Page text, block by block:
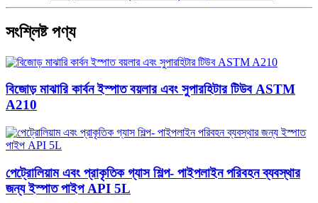
সংশ্লিষ্ট পণ্য
বিজোড় মাঝারি কার্বন ইস্পাত বয়লার এবং সুপারহিটার টিউব ASTM
A210
পেট্রোলিয়াম এবং প্রাকৃতিক গ্যাস শিল্প- পাইপলাইন পরিবহন ব্যবস্থার
জন্য ইস্পাত পাইপ API 5L